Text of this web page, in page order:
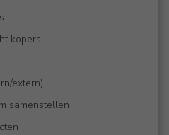
kopers
extern)
samenstellen